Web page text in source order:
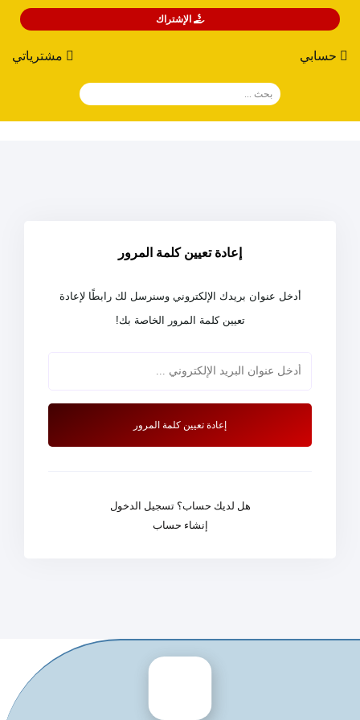
الإشتراك
مشترياتي حسابي
إعادة تعيين كلمة المرور
أدخل عنوان بريدك الإلكتروني وسنرسل لك رابطًا لإعادة
تعيين كلمة المرور الخاصة بك!
هل لديك حساب؟ تسجيل الدخول
إنشاء حساب